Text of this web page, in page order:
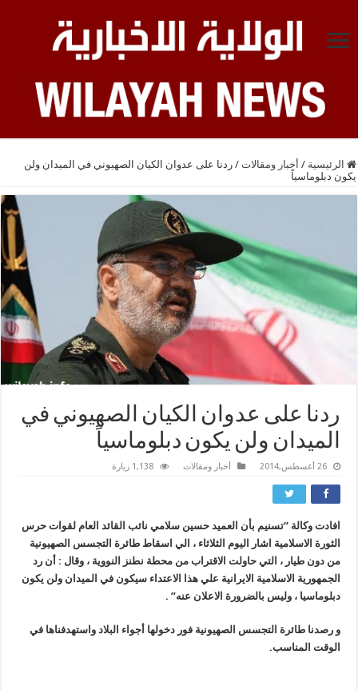
الرئيسية / أخبار ومقالات / ردنا على عدوان الكيان الصهيوني في الميدان ولن
يكون دبلوماسياً
ردنا على عدوان الكيان الصهيوني في
الميدان ولن يكون دبلوماسياً
26 أغسطس,2014 أخبار ومقالات 1,138 زيارة
افادت وكالة “تسنيم بأن العميد حسين سلامي نائب القائد العام لقوات حرس
الثورة الاسلامية اشار اليوم الثلاثاء ، الي اسقاط طائرة التجسس الصهيونية
من دون طيار ، التي حاولت الاقتراب من محطة نطنز النووية ، وقال : أن رد
الجمهورية الاسلامية الايرانية علي هذا الاعتداء سيكون في الميدان ولن يكون
دبلوماسيا ، وليس بالضرورة الاعلان عنه” .
و رصدنا طائرة التجسس الصهيونية فور دخولها أجواء البلاد واستهدفناها في
الوقت المناسب.